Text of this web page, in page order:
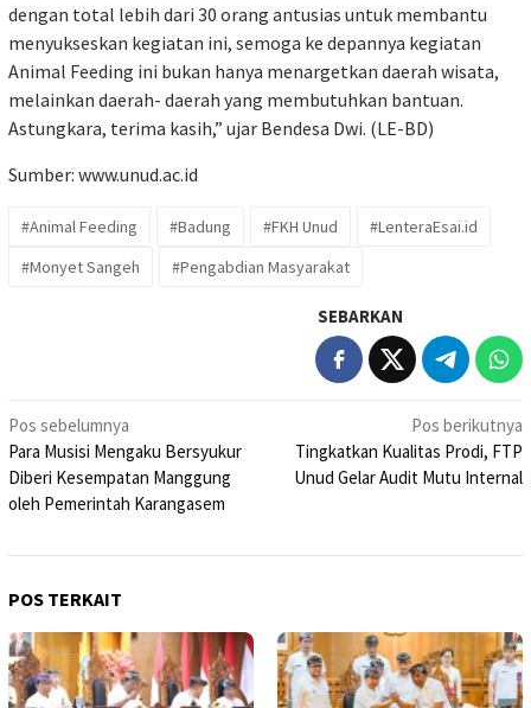
dengan total lebih dari 30 orang antusias untuk membantu
menyukseskan kegiatan ini, semoga ke depannya kegiatan
Animal Feeding ini bukan hanya menargetkan daerah wisata,
melainkan daerah- daerah yang membutuhkan bantuan.
Astungkara, terima kasih,” ujar Bendesa Dwi. (LE-BD)
Sumber: www.unud.ac.id
#Animal Feeding #Badung #FKH Unud
#LenteraEsai.id
#Monyet Sangeh
#Pengabdian Masyarakat
SEBARKAN
Navigasi
pos
Pos sebelumnya
Para Musisi Mengaku Bersyukur
Diberi Kesempatan Manggung
oleh Pemerintah Karangasem
Pos berikutnya
Tingkatkan Kualitas Prodi, FTP
Unud Gelar Audit Mutu Internal
POS TERKAIT